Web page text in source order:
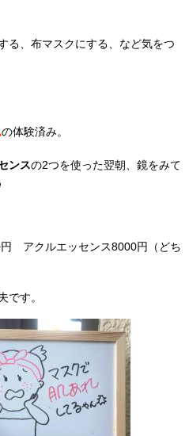
る、布マスクにする、など気をつ
の体験済み。
ンスの2つを使った翌朝、鏡をみて
アクルエッセンス8000円（どち
です。